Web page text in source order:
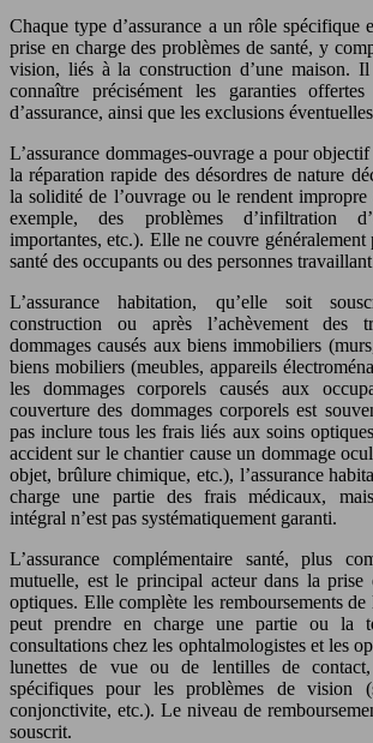
Chaque type d’assurance a un rôle spécifique
prise en charge des problèmes de santé, y
vision, liés à la construction d’une maison.
connaître précisément les garanties
d’assurance, ainsi que les exclusions
L’assurance dommages-ouvrage a pour
la réparation rapide des désordres de nature
la solidité de l’ouvrage ou le rendent impropre
exemple, des problèmes d’infiltration
importantes, etc.). Elle ne couvre généralement
santé des occupants ou des personnes
L’assurance habitation, qu’elle soit
construction ou après l’achèvement des
dommages causés aux biens immobiliers
biens mobiliers (meubles, appareils
les dommages corporels causés aux
couverture des dommages corporels est
pas inclure tous les frais liés aux soins
accident sur le chantier cause un dommage
objet, brûlure chimique, etc.), l’assurance
charge une partie des frais médicaux,
intégral n’est pas systématiquement garanti.
L’assurance complémentaire santé, plus
mutuelle, est le principal acteur dans la prise
optiques. Elle complète les remboursements
peut prendre en charge une partie ou la
consultations chez les ophtalmologistes et les
lunettes de vue ou de lentilles de
spécifiques pour les problèmes de vision
conjonctivite, etc.). Le niveau de
souscrit.